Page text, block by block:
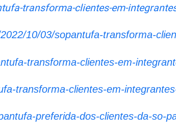
transforma-clientes-em-
10/03/sopantufa-transforma-
transforma-clientes-em-
transforma-clientes-em-
preferida-dos-clientes-da-so-